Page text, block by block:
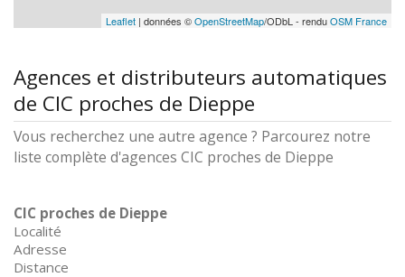
Leaflet | données ©OpenStreetMap/ODbL - renduOSM France
Agences et distributeurs automatiques
de CIC proches de Dieppe
Vous recherchez une autre agence ? Parcourez notre
liste complète d'agences CIC proches de Dieppe
CIC proches de Dieppe
Localité
Adresse
Distance